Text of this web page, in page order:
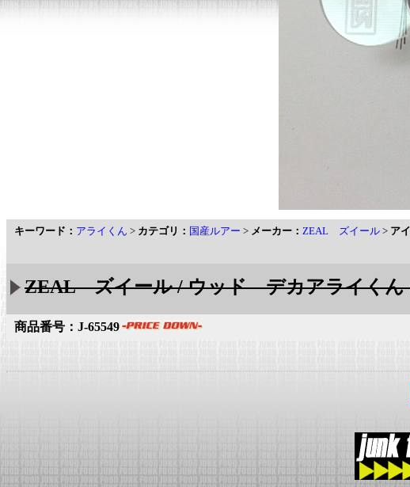
キーワード： アライくん > カテゴリ： 国産ルアー > メーカー： ZEAL ズイール > ア
ZEAL ズイール / ウッド デカアライくん
商品番号：J-65549